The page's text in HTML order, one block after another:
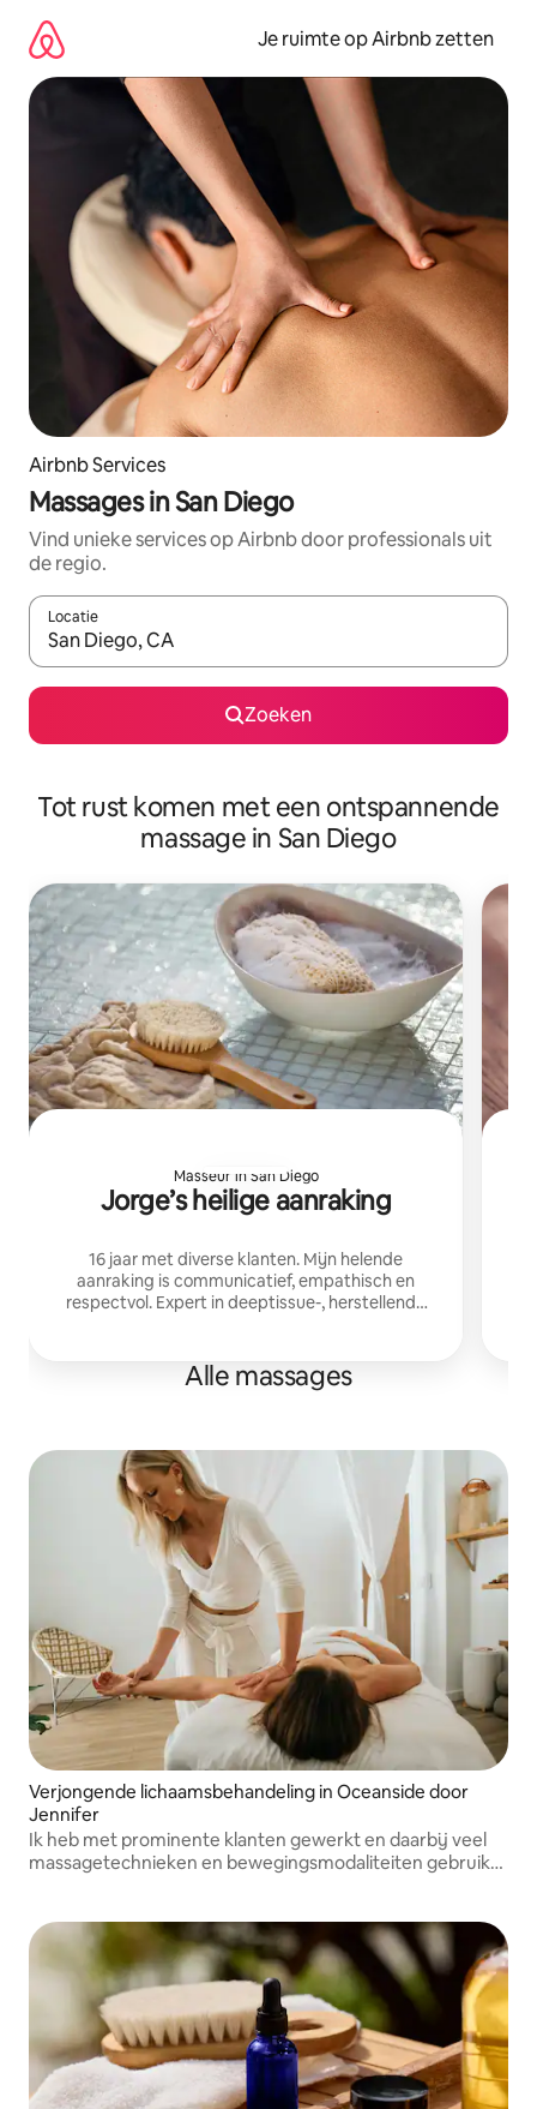
direct
naar
inhoud
Je ruimte op Airbnb zetten
Airbnb Services
Massages in San Diego
Vind unieke services op Airbnb door professionals uit
de regio.
Locatie
Wanneer er suggesties beschikbaar zijn, maak je een keuze
Zoeken
Tot rust komen met een ontspannende
massage in San Diego
Masseur in San Diego
Jorge’s heilige aanraking
16 jaar met diverse klanten. Mijn helende
aanraking is communicatief, empathisch en
respectvol. Expert in deeptissue-, herstellende
Alle massages
Verjongende lichaamsbehandeling in Oceanside door
Jennifer
Ik heb met prominente klanten gewerkt en daarbij veel
massagetechnieken en bewegingsmodaliteiten gebruikt.